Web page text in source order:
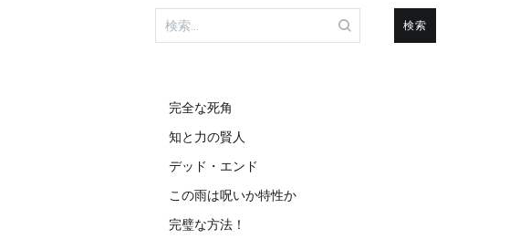
検
索:
完全な死角
知と力の賢人
デッド・エンド
この雨は呪いか特性か
完璧な方法！